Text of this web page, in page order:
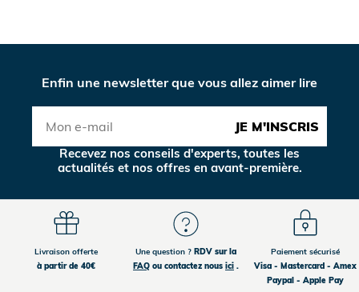
Enfin une newsletter que vous allez aimer lire
JE M'INSCRIS
Recevez nos conseils d'experts, toutes les
actualités et nos offres en avant-première.
Livraison offerte
à partir de 40€
Une question ?RDV sur la
FAQou contactez nous ici.
Paiement sécurisé
Visa - Mastercard - Amex
Paypal - Apple Pay